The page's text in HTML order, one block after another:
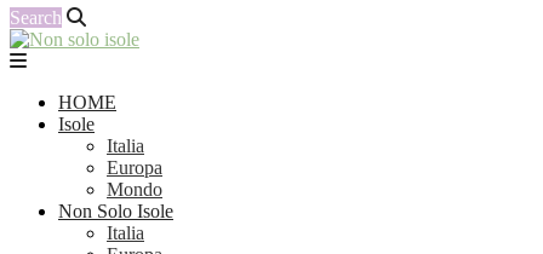
Search
HOME
Isole
Italia
Europa
Mondo
Non Solo Isole
Italia